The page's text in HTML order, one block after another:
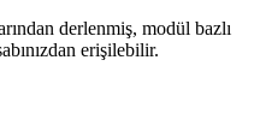
derlenmiş, modül bazlı
erişilebilir.